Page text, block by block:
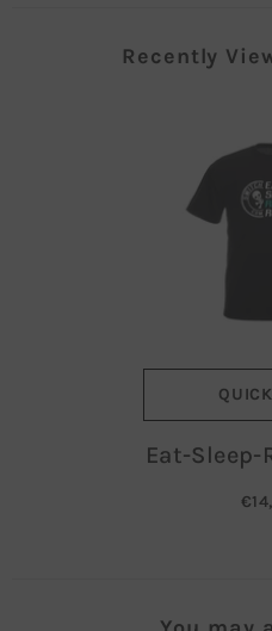
Recently
Eat-Sleep-